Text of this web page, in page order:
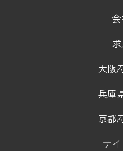
大阪
兵庫
京都
サ